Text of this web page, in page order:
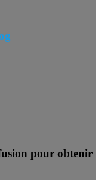
pour obtenir